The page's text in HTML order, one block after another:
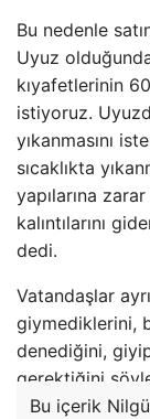
Bu nedenle
Uyuz
kıyafetlerinin
istiyoruz.
yıkanmasını
sıcaklıkta
yapılarına
kalıntılarını
dedi.
Vatandaşlar
giymediklerini,
denediğini, giyip
gerektiğini
Bu içerik